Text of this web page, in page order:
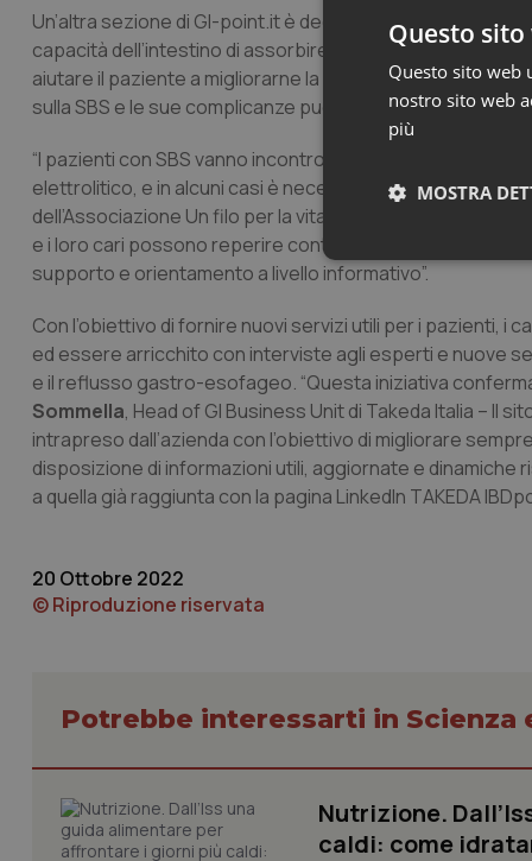
Un’altra sezione di GI-point.it è dedicata alla Sindrome
capacità dell’intestino di assorbire i nutrienti. Il sito
aiutare il paziente a migliorarne la gestione e, di
sulla SBS e le sue complicanze può anche
“I pazienti con SBS vanno incontro a problemi quali la
elettrolitico, e in alcuni casi è necessario ricorrere alla
dell’Associazione Un filo per la vita Onlus – La SBS è
e i loro cari possono reperire contenuti medico-
supporto e orientamento a livello informativo”.
Con l’obiettivo di fornire nuovi servizi utili per i pazienti,
ed essere arricchito con interviste agli esperti e nuove
e il reflusso gastro-esofageo. “Questa iniziativa
Sommella, Head of GI Business Unit di Takeda Italia – Il
intrapreso dall’azienda con l’obiettivo di migliorare
disposizione di informazioni utili, aggiornate e
a quella già raggiunta con la pagina LinkedIn TAKEDA
20 Ottobre 2022
© Riproduzione riservata
Potrebbe interessarti in Scienza
Nutrizione.
caldi: come
Questo
Questo sito web
nostro sito web
più
MOSTRA
I cookie necessari
e l'accesso alle aree
tracking-sites-